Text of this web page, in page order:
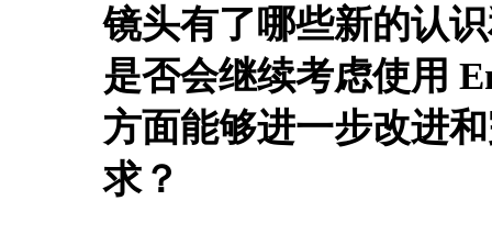
镜头有了哪些新的认
是否会继续考虑使用
方面能够进一步改进
求？